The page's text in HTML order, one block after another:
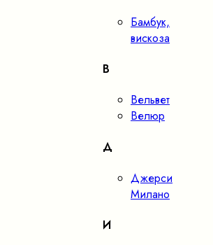
Бамбук,
вискоза
В
Вельвет
Велюр
Д
Джерси
Милано
И